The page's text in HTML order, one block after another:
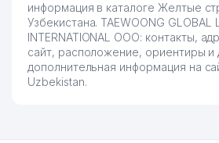
информация в каталоге Желтые
Узбекистана. TAEWOONG GLOBAL
INTERNATIONAL ООО: контакты,
сайт, расположение, ориентиры и
дополнительная информация на
Uzbekistan.